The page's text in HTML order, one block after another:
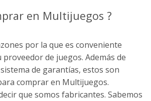
en Multijuegos ?
por la que es conveniente
de juegos. Además de
de garantías, estos son
comprar en Multijuegos.
que somos fabricantes. Sabemos